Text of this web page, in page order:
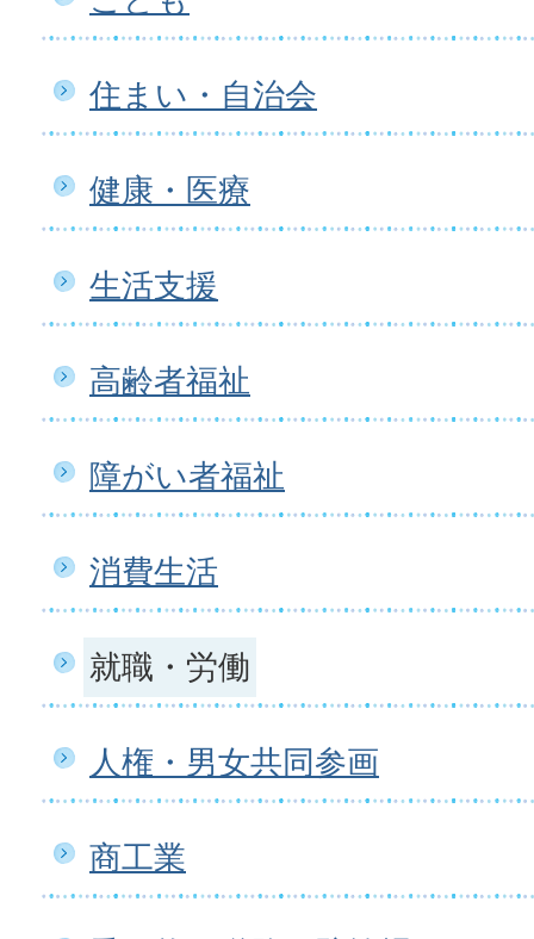
住まい・自治会
健康・医療
生活支援
高齢者福祉
障がい者福祉
消費生活
就職・労働
人権・男女共同参画
商工業